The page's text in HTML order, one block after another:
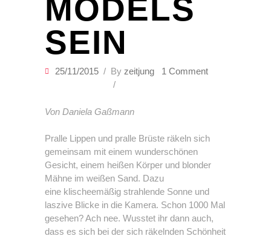
MODELS
SEIN
25/11/2015 By zeitjung 1 Comment
Von Daniela Gaßmann
Pralle Lippen und pralle Brüste räkeln sich
gemeinsam mit einem wunderschönen
Gesicht, einem heißen Körper und blonder
Mähne im weißen Sand. Dazu
eine klischeemäßig strahlende Sonne und
laszive Blicke in die Kamera. Schon 1000 Mal
gesehen? Ach nee. Wusstet ihr dann auch,
dass es sich bei der sich räkelnden Schönheit